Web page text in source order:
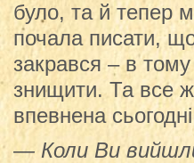
було, та й тепер
почала писати,
закрався – в
знищити. Та все
впевнена
— Коли Ви